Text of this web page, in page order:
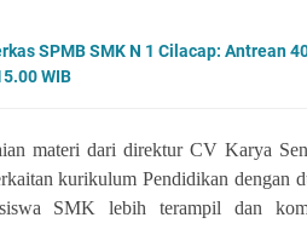
SPMB SMK N 1 Cilacap: Antrean
WIB
materi dari direktur CV Karya
kurikulum Pendidikan dengan
SMK lebih terampil dan